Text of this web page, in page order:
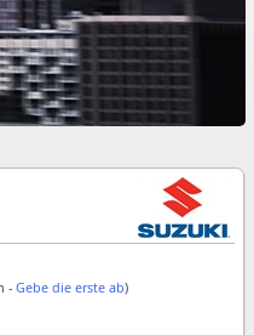
- Gebe die erste ab)